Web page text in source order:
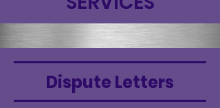
Dispute Letters